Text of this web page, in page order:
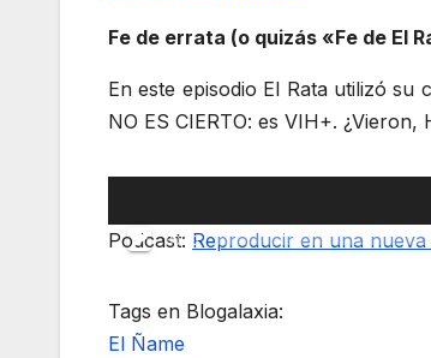
Fe de errata (o quizás «Fe de El
En este episodio El Rata utilizó
NO ES CIERTO: es VIH+.
de
audio
00:00
Podcast: Reproducir en una
Tags en Blogalaxia:
El Ñame